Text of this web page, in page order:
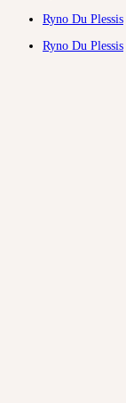
Ryno Du Plessis
Ryno Du Plessis